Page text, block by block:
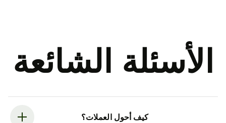
الأسئلة الشائعة
كيف أحول العملات؟